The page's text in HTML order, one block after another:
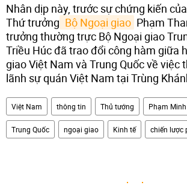
Nhân dịp này, trước sự chứng kiến
Thứ trưởng Bộ Ngoại giao Phạm
trưởng thường trực Bộ Ngoại giao
Triều Húc đã trao đổi công hàm giữa
giao Việt Nam và Trung Quốc về việc
lãnh sự quán Việt Nam tại Trùng
Việt Nam thông tin Thủ tướng Phạm
Trung Quốc ngoại giao Kinh tế chiến lược